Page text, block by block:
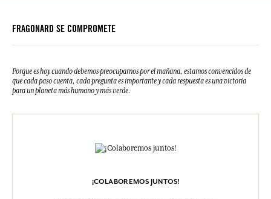
FRAGONARD SE COMPROMETE
Porque es hoy cuando debemos preocuparnos por el mañana, estamos convencidos de
que cada paso cuenta, cada pregunta es importante y cada respuesta es una victoria
para un planeta más humano y más verde.
¡COLABOREMOS JUNTOS!